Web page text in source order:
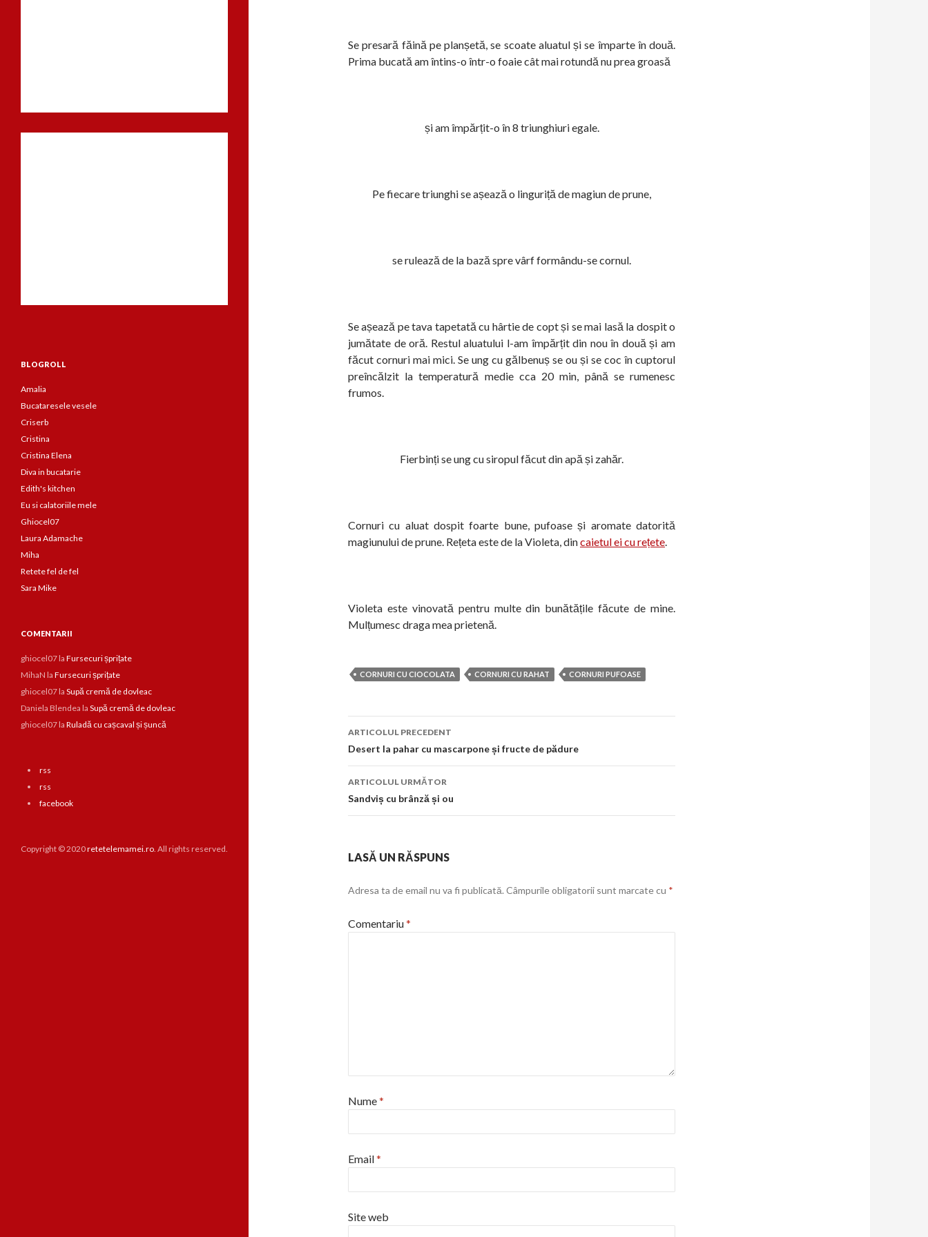
Se presară făină pe planșetă, se scoate aluatul și se împarte în două.
Prima bucată am întins-o într-o foaie cât mai rotundă nu prea groasă
și am împărțit-o în 8 triunghiuri egale.
Pe fiecare triunghi se așează o linguriță de magiun de prune,
se rulează de la bază spre vârf formându-se cornul.
Se așează pe tava tapetată cu hârtie de copt și se mai lasă la dospit o
jumătate de oră. Restul aluatului l-am împărțit din nou în două și am
făcut cornuri mai mici. Se ung cu gălbenuș se ou și se coc în cuptorul
preîncălzit la temperatură medie cca 20 min, până se rumenesc
frumos.
Fierbinți se ung cu siropul făcut din apă și zahăr.
Cornuri cu aluat dospit foarte bune, pufoase și aromate datorită
magiunului de prune. Rețeta este de la Violeta, dincaietul ei cu rețete.
Violeta este vinovată pentru multe din bunătățile făcute de mine.
Mulțumesc draga mea prietenă.
CORNURI CU CIOCOLATA CORNURI CU RAHAT CORNURI PUFOASE
Navigare
în
articol
ARTICOLUL PRECEDENT
Desert la pahar cu mascarpone și fructe de pădure
ARTICOLUL URMĂTOR
Sandviș cu brânză și ou
LASĂ UN RĂSPUNS
Adresa ta de email nu va fi publicată. Câmpurile obligatorii sunt marcate cu *
Comentariu*
Nume*
Email*
Site web
BLOGROLL
Amalia
Bucataresele vesele
Criserb
Cristina
Cristina Elena
Diva in bucatarie
Edith's kitchen
Eu si calatoriile mele
Ghiocel07
Laura Adamache
Miha
Retete fel de fel
Sara Mike
COMENTARII
ghiocel07la Fursecuri șprițate
MihaN la Fursecuri șprițate
ghiocel07la Supă cremă de dovleac
Daniela Blendea la Supă cremă de dovleac
ghiocel07la Ruladă cu cașcaval și șuncă
rss
rss
facebook
Copyright © 2020retetelemamei.ro. All rights reserved.